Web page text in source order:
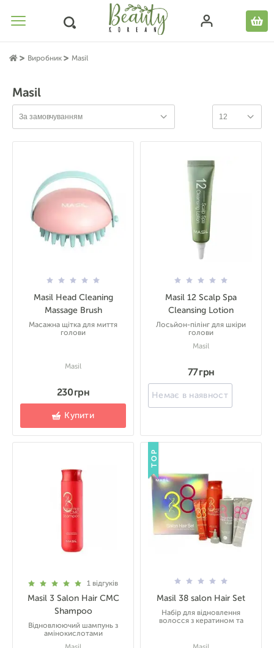
Виробник Masil
Masil
За замовчуванням 12
Masil Head Cleaning
Massage Brush
Масажна щітка для миття
голови
Masil
230 грн
Купити
Masil 12 Scalp Spa
Cleansing Lotion
Лосьйон-пілінг для шкіри
голови
Masil
77 грн
Немає в наявності
1 відгуків
Masil 3 Salon Hair CMC
Shampoo
Відновлюючий шампунь з
амінокислотами
TOP
Masil 38 salon Hair Set
Набір для відновлення
волосся з кератином та